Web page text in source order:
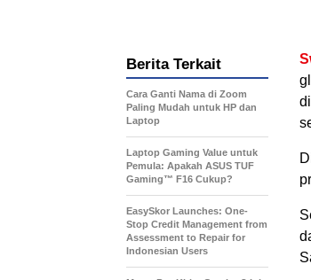
Berita Terkait
Cara Ganti Nama di Zoom
Paling Mudah untuk HP dan
Laptop
Laptop Gaming Value untuk
Pemula: Apakah ASUS TUF
Gaming™ F16 Cukup?
EasySkor Launches: One-
Stop Credit Management from
Assessment to Repair for
Indonesian Users